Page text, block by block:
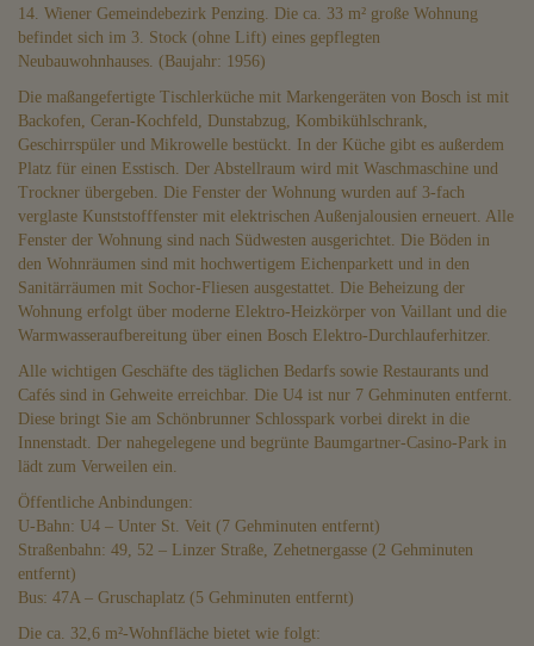
14. Wiener Gemeindebezirk Penzing. Die ca. 33 m² große Wohnung
befindet sich im 3. Stock (ohne Lift) eines gepflegten
Neubauwohnhauses. (Baujahr: 1956)
Die maßangefertigte Tischlerküche mit Markengeräten von Bosch ist mit
Backofen, Ceran-Kochfeld, Dunstabzug, Kombikühlschrank,
Geschirrspüler und Mikrowelle bestückt. In der Küche gibt es außerdem
Platz für einen Esstisch. Der Abstellraum wird mit Waschmaschine und
Trockner übergeben. Die Fenster der Wohnung wurden auf 3-fach
verglaste Kunststofffenster mit elektrischen Außenjalousien erneuert. Alle
Fenster der Wohnung sind nach Südwesten ausgerichtet. Die Böden in
den Wohnräumen sind mit hochwertigem Eichenparkett und in den
Sanitärräumen mit Sochor-Fliesen ausgestattet. Die Beheizung der
Wohnung erfolgt über moderne Elektro-Heizkörper von Vaillant und die
Warmwasseraufbereitung über einen Bosch Elektro-Durchlauferhitzer.
Alle wichtigen Geschäfte des täglichen Bedarfs sowie Restaurants und
Cafés sind in Gehweite erreichbar. Die U4 ist nur 7 Gehminuten entfernt.
Diese bringt Sie am Schönbrunner Schlosspark vorbei direkt in die
Innenstadt. Der nahegelegene und begrünte Baumgartner-Casino-Park in
lädt zum Verweilen ein.
Öffentliche Anbindungen:
U-Bahn: U4 – Unter St. Veit (7 Gehminuten entfernt)
Straßenbahn: 49, 52 – Linzer Straße, Zehetnergasse (2 Gehminuten
entfernt)
Bus: 47A – Gruschaplatz (5 Gehminuten entfernt)
Die ca. 32,6 m²-Wohnfläche bietet wie folgt: